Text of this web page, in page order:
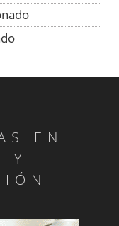
EN
Y